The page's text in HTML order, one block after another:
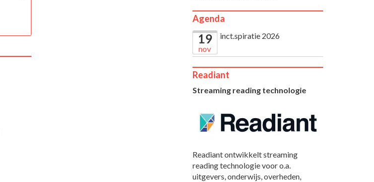
Agenda
19
nov
inct.spiratie 2026
Readiant
Streaming reading technologie
Readiant ontwikkelt streaming
reading technologie voor o.a.
uitgevers, onderwijs, overheden,